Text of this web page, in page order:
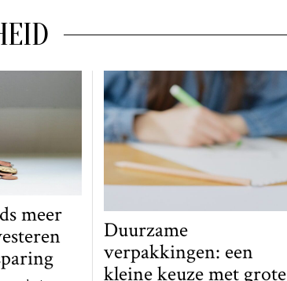
meer
Duurzame
verpakkingen: een
kleine keuze met grote